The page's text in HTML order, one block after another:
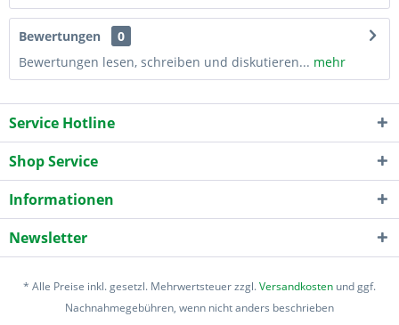
Bewertungen
0
Bewertungen lesen, schreiben und diskutieren... mehr
Service Hotline
Shop Service
Informationen
Newsletter
* Alle Preise inkl. gesetzl. Mehrwertsteuer zzgl.Versandkosten und ggf.
Nachnahmegebühren, wenn nicht anders beschrieben